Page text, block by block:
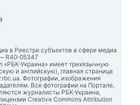
в Реестре субъектов в сфере медиа
R40-05347
Украина» имеет трехязычную
и английскую), главная страница
. Фотографии, изображения
Все фотографии на Портале,
журналисты РБК-Украина,
Creative Commons Attribution